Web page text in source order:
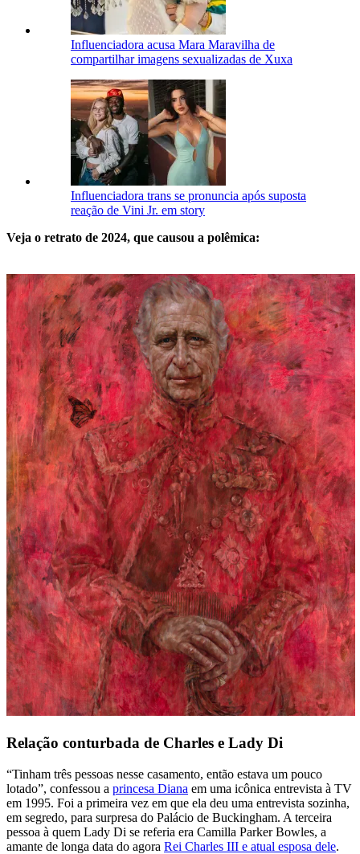
Influenciadora acusa Mara Maravilha de
compartilhar imagens sexualizadas de Xuxa
Influenciadora trans se pronuncia após suposta
reação de Vini Jr. em story
Veja o retrato de 2024, que causou a polêmica:
Relação conturbada de Charles e Lady Di
“Tinham três pessoas nesse casamento, então estava um pouco
lotado”, confessou a princesa Diana em uma icônica entrevista à TV
em 1995. Foi a primeira vez em que ela deu uma entrevista sozinha,
em segredo, para surpresa do Palácio de Buckingham. A terceira
pessoa à quem Lady Di se referia era Camilla Parker Bowles, a
amante de longa data do agora Rei Charles III e atual esposa dele.